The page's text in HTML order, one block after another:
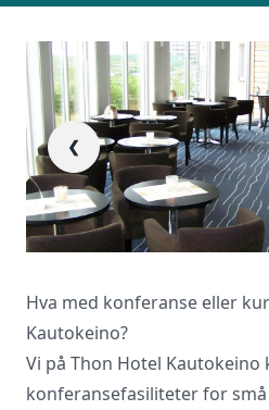
❮
Hva med konferanse eller
Kautokeino?
Vi på Thon Hotel
konferansefasiliteter for